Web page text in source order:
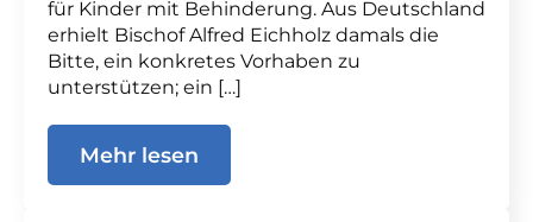
für Kinder mit Behinderung. Aus Deutschland
erhielt Bischof Alfred Eichholz damals die
Bitte, ein konkretes Vorhaben zu
unterstützen; ein […]
Mehr lesen